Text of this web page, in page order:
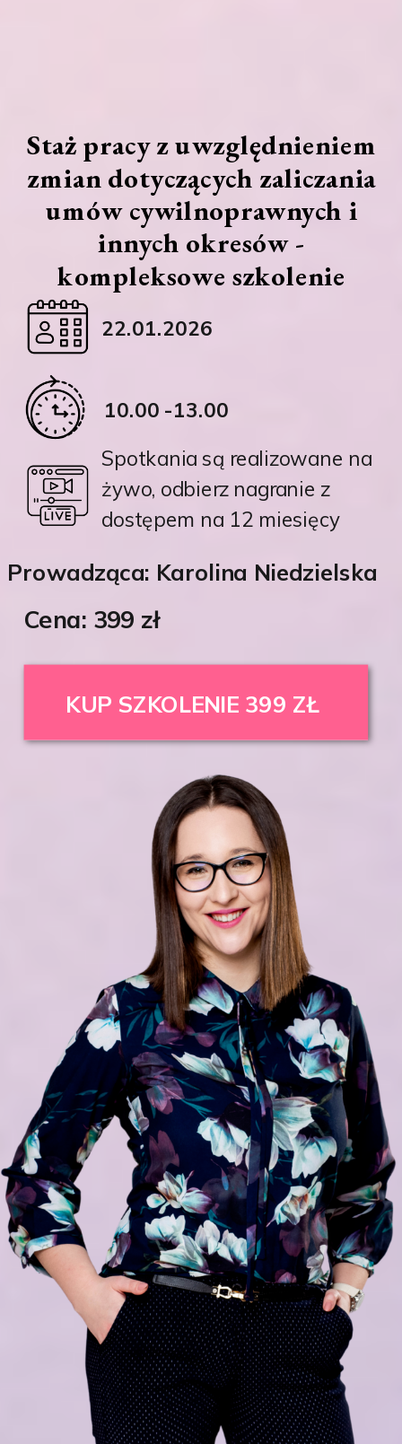
Staż pracy z uwzględnieniem
zmian dotyczących zaliczania
umów cywilnoprawnych i
innych okresów -
kompleksowe szkolenie
Prowadząca: Karolina Niedzielska
10.00 -13.00
Cena: 399 zł
KUP SZKOLENIE 399 ZŁ
Spotkania są realizowane na
żywo, odbierz nagranie z
dostępem na 12 miesięcy
22.01.2026